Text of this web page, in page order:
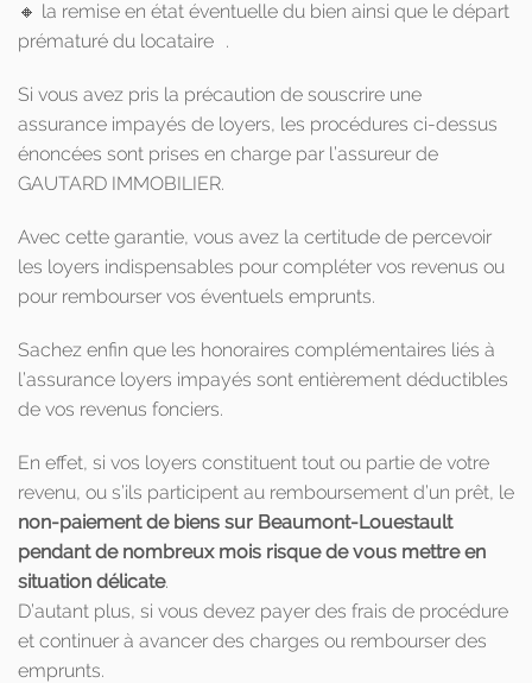
🔸 la remise en état éventuelle du bien ainsi que le départ
prématuré du locataire .
Si vous avez pris la précaution de souscrire une
assurance impayés de loyers, les procédures ci-dessus
énoncées sont prises en charge par l’assureur de
GAUTARD IMMOBILIER.
Avec cette garantie, vous avez la certitude de percevoir
les loyers indispensables pour compléter vos revenus ou
pour rembourser vos éventuels emprunts.
Sachez enfin que les honoraires complémentaires liés à
l’assurance loyers impayés sont entièrement déductibles
de vos revenus fonciers.
En effet, si vos loyers constituent tout ou partie de votre
revenu, ou s’ils participent au remboursement d’un prêt, le
non-paiement de biens sur Beaumont-Louestault
pendant de nombreux mois risque de vous mettre en
situation délicate.
D’autant plus, si vous devez payer des frais de procédure
et continuer à avancer des charges ou rembourser des
emprunts.